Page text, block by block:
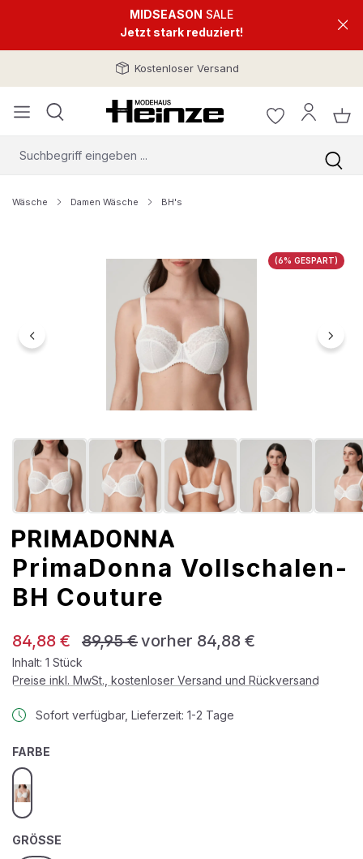
MIDSEASON SALE
Jetzt stark reduziert!
Kostenloser Versand
Wäsche Damen Wäsche BH's
(6% GESPART)
PrimaDonna Vollschalen-
BH Couture
Verkaufspreis:
84,88 € Regulärer Preis:
89,95 €vorher 84,88 €
Inhalt: 1 Stück
Preise inkl. MwSt., kostenloser Versand und Rückversand
Sofort verfügbar, Lieferzeit: 1-2 Tage
FARBE
natur
GRÖSSE